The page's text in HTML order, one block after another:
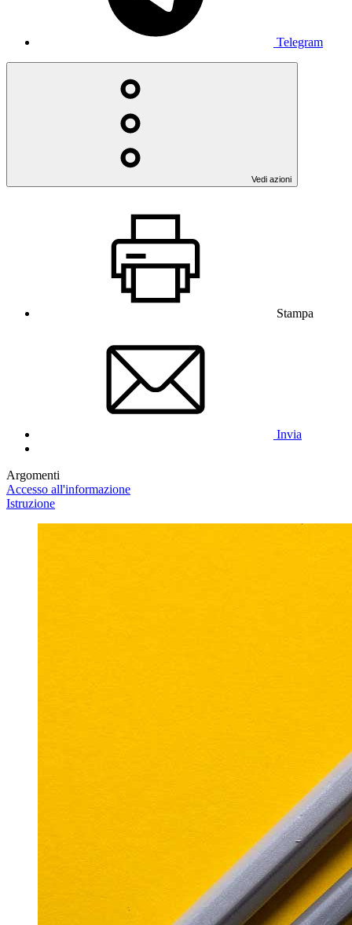
Telegram
Vedi azioni
Stampa
Invia
Argomenti
Accesso all'informazione
Istruzione